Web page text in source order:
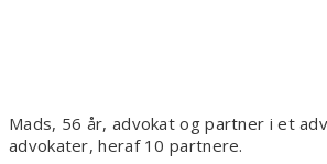
Mads, 56 år, advokat og partner i et
advokater, heraf 10 partnere.